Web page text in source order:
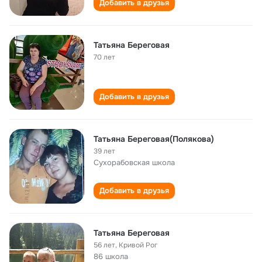
Добавить в друзья
Татьяна Береговая
70 лет
Добавить в друзья
Татьяна Береговая(Полякова)
39 лет
Сухорабовская школа
Добавить в друзья
Татьяна Береговая
56 лет, Кривой Рог
86 школа